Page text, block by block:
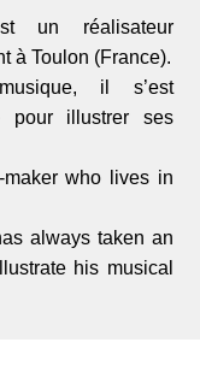
un réalisateur
à Toulon (France).
il s’est
pour illustrer ses
who lives in
always taken an
his musical